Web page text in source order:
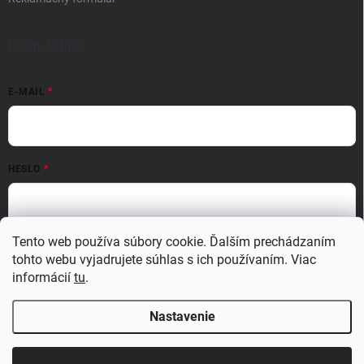
Tento web používa súbory cookie. Ďalším prechádzaním
tohto webu vyjadrujete súhlas s ich používaním. Viac
informácií tu.
Nastavenie
E-MAIL
HESLO
Prihlásiť sa
Nová registráciaZabudnuté heslo
Copyright 2026MATERIO. Všetky práva vyhradené.Upraviť nastavenie